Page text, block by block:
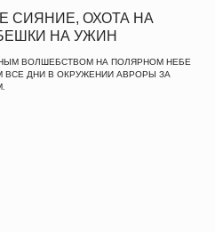
СИЯНИЕ, ОХОТА НА
НА УЖИН
ВОЛШЕБСТВОМ НА ПОЛЯРНОМ НЕБЕ
ДНИ В ОКРУЖЕНИИ АВРОРЫ ЗА